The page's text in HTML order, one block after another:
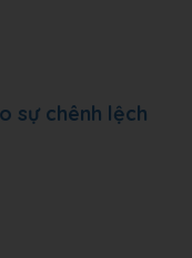
sự chênh lệch